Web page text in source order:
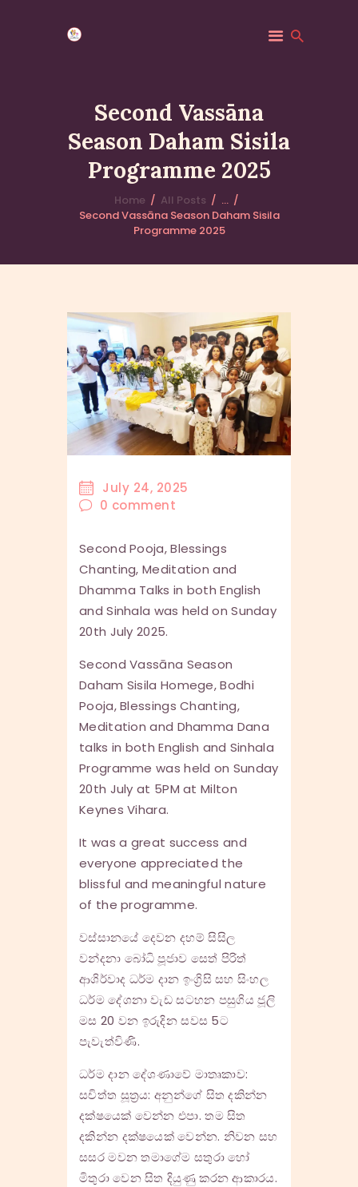
Second Vassāna
Season Daham Sisila
Programme 2025
Home All Posts
...
Second Vassāna Season Daham Sisila
Programme 2025
HOME
MINDFULNESS
EVENTS
GALLERY
MK COMMUNITY
DHAMMA CLASSES
CONTACT US
July 24, 2025
0 comment
Second Pooja, Blessings
Chanting, Meditation and
Dhamma Talks in both English
and Sinhala was held on Sunday
20th July 2025.
Second Vassāna Season
Daham Sisila Homege, Bodhi
Pooja, Blessings Chanting,
Meditation and Dhamma Dana
talks in both English and Sinhala
Programme was held on Sunday
20th July at 5PM at Milton
Keynes Vihara.
It was a great success and
everyone appreciated the
blissful and meaningful nature
of the programme.
වස්සානයේ දෙවන දහම් සිසිල
වන්දනා බෝධි පූජාව සෙත් පිරිත්
ආශිර්වාද ධර්ම දාන ඉංග්‍රිසි සහ සිංහල
ධර්ම දේශනා වැඩ සටහන පසුගිය ජූලි
මස 20 වන ඉරුදින සවස 5ට
පැවැත්විණි.
ධර්ම දාන දේශණාවේ මාතෘකාව:
සචිත්ත සූත්‍රය: අනුන්ගේ සිත දකින්න
දක්ෂයෙක් වෙන්න එපා. තම සිත
දකින්න දක්ෂයෙක් වෙන්න​. නිවන සහ
සසර මවන තමාගේම සතුරා හෝ
මිතුරා වෙන සිත දියුණු කරන ආකාරය.